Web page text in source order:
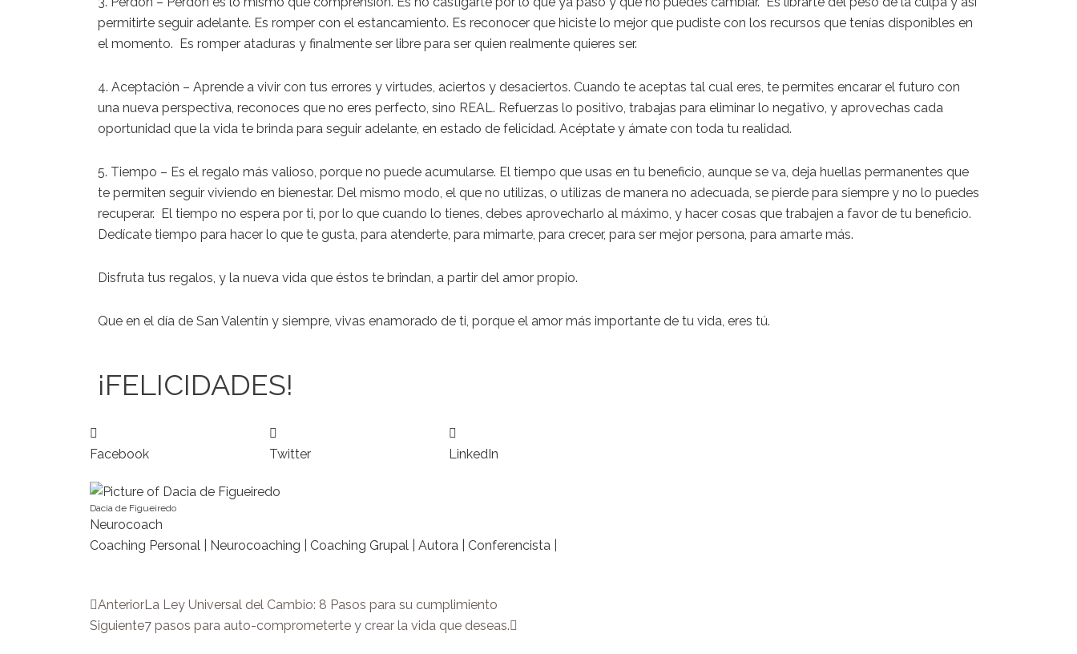
permitirte seguir adelante. Es romper con el estancamiento. Es reconocer que hiciste lo mejor que pudiste con los recursos que tenías disponibles en
el momento. Es romper ataduras y finalmente ser libre para ser quien realmente quieres ser.
4. Aceptación – Aprende a vivir con tus errores y virtudes, aciertos y desaciertos. Cuando te aceptas tal cual eres, te permites encarar el futuro con
una nueva perspectiva, reconoces que no eres perfecto, sino REAL. Refuerzas lo positivo, trabajas para eliminar lo negativo, y aprovechas cada
oportunidad que la vida te brinda para seguir adelante, en estado de felicidad. Acéptate y ámate con toda tu realidad.
5. Tiempo – Es el regalo más valioso, porque no puede acumularse. El tiempo que usas en tu beneficio, aunque se va, deja huellas permanentes que
te permiten seguir viviendo en bienestar. Del mismo modo, el que no utilizas, o utilizas de manera no adecuada, se pierde para siempre y no lo puedes
recuperar. El tiempo no espera por ti, por lo que cuando lo tienes, debes aprovecharlo al máximo, y hacer cosas que trabajen a favor de tu beneficio.
Dedícate tiempo para hacer lo que te gusta, para atenderte, para mimarte, para crecer, para ser mejor persona, para amarte más.
Disfruta tus regalos, y la nueva vida que éstos te brindan, a partir del amor propio.
Que en el día de San Valentín y siempre, vivas enamorado de ti, porque el amor más importante de tu vida, eres tú.
¡FELICIDADES!
Facebook Twitter LinkedIn
Dacia de Figueiredo
Neurocoach
Coaching Personal | Neurocoaching | Coaching Grupal | Autora | Conferencista |
Prev
AnteriorLa Ley Universal del Cambio: 8 Pasos para su cumplimiento
Siguiente7 pasos para auto-comprometerte y crear la vida que deseas.